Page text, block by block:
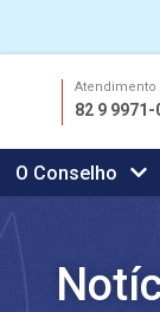
conteúdo
Atendimento
82 9 9971-
O Conselho